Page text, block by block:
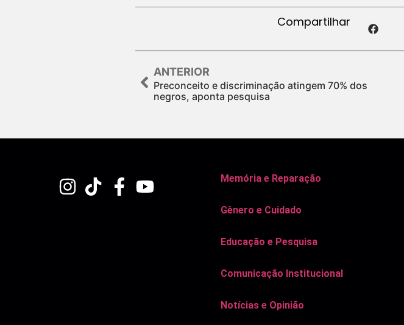
Compartilhar
ANTERIOR
Preconceito e discriminação atingem 70% dos
negros, aponta pesquisa
Memória e Reparação
Gênero e Cuidado
Educação e Pesquisa
Comunicação Institucional
Notícias e Opinião